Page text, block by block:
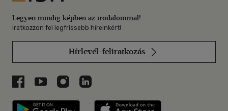
Legyen mindig képben az irodalommal!
Iratkozzon fel legfrissebb híreinkért!
Hírlevél-feliratkozás
Libri a Facebookon
Libri a Youtube-on
Libri az Instagramon
Libri a LinkedInen
Libri applikáció Szerezd meg: Google